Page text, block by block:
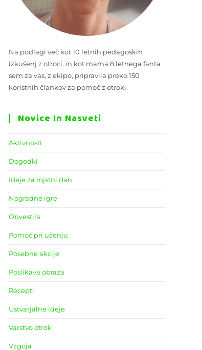
Na podlagi več kot 10 letnih pedagoških
izkušenj z otroci, in kot mama 8 letnega fanta
sem za vas, z ekipo, pripravila preko 150
koristnih člankov za pomoč z otroki.
Novice In Nasveti
Aktivnosti
Dogodki
Ideje za rojstni dan
Nagradne igre
Obvestila
Pomoč pri učenju
Posebne akcije
Poslikava obraza
Recepti
Ustvarjalne ideje
Varstvo otrok
Vzgoja